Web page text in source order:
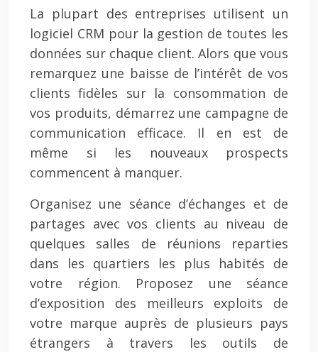
La plupart des entreprises utilisent un
logiciel CRM pour la gestion de toutes les
données sur chaque client. Alors que vous
remarquez une baisse de l’intérêt de vos
clients fidèles sur la consommation de
vos produits, démarrez une campagne de
communication efficace. Il en est de
même si les nouveaux prospects
commencent à manquer.
Organisez une séance d’échanges et de
partages avec vos clients au niveau de
quelques salles de réunions reparties
dans les quartiers les plus habités de
votre région. Proposez une séance
d’exposition des meilleurs exploits de
votre marque auprès de plusieurs pays
étrangers à travers les outils de